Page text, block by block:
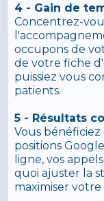
4 - Gain de
Concentrez-
occupons de
de votre fiche
puissiez vous
patients.
5 - Résultats
Vous
positions
ligne, vos
quoi ajuster la
maximiser